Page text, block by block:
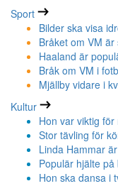
Sport
Bilder ska visa
Bråket om VM är
Haaland är
Bråk om VM i
Mjällby vidare i
Kultur
Hon var viktig för
Stor tävling för
Linda Hammar
Populär hjälte på
Hon ska dansa i